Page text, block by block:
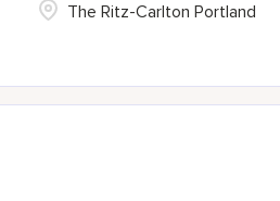
The Ritz-Carlton Portland